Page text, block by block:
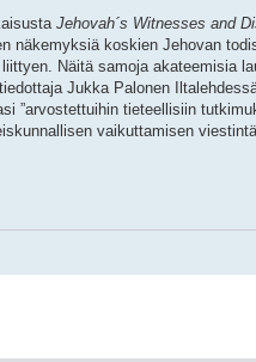
Jehovah´s Witnesses and
näkemyksiä koskien Jehovan
Näitä samoja akateemisia
Jukka Palonen
”arvostettuihin tieteellisiin
vaikuttamisen